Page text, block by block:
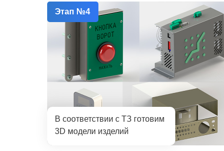
Этап №4
В соответствии с ТЗ готовим
3D модели изделий